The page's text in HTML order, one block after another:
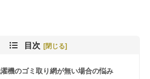
目次
機のゴミ取り網が無い場合の悩み